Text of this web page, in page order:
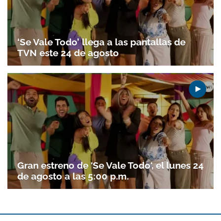
‘Se Vale Todo’ llega a las pantallas de
TVN este 24 de agosto
Gran estreno de 'Se Vale Todo', el lunes 24
de agosto a las 5:00 p.m.